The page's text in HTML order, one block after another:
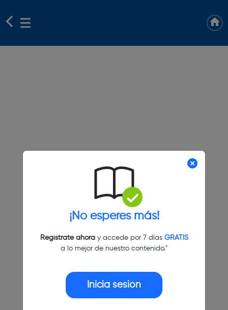
¡No esperes más!
Regístrate ahoray accede por 7 días GRATIS
a lo mejor de nuestro contenido."
Inicia sesión